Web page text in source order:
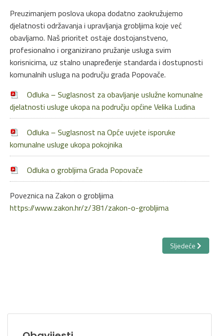
Preuzimanjem poslova ukopa dodatno zaokružujemo
djelatnosti održavanja i upravljanja grobljima koje već
obavljamo. Naš prioritet ostaje dostojanstveno,
profesionalno i organizirano pružanje usluga svim
korisnicima, uz stalno unapređenje standarda i dostupnosti
komunalnih usluga na području grada Popovače.
Odluka – Suglasnost za obavljanje uslužne komunalne
djelatnosti usluge ukopa na području općine Velika Ludina
Odluka – Suglasnost na Opće uvjete isporuke
komunalne usluge ukopa pokojnika
Odluka o grobljima Grada Popovače
Poveznica na Zakon o grobljima
https://www.zakon.hr/z/381/zakon-o-grobljima
Sljedeći članak:
Sljedeće